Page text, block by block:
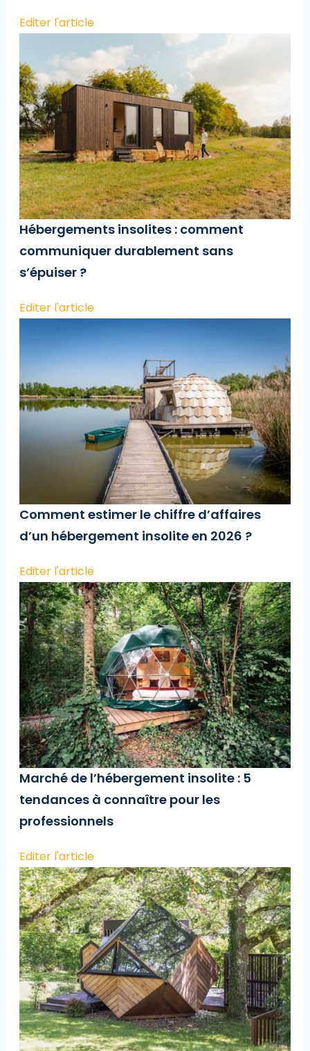
Editer l'article
Hébergements insolites : comment
communiquer durablement sans
s’épuiser ?
Editer l'article
Comment estimer le chiffre d’affaires
d’un hébergement insolite en 2026 ?
Editer l'article
Marché de l’hébergement insolite : 5
tendances à connaître pour les
professionnels
Editer l'article